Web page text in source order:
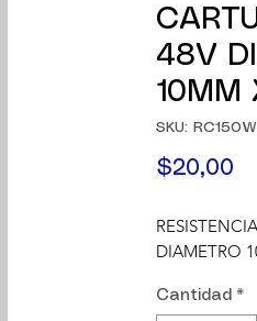
48V
10MM
SKU:
$20,00
DIAMETRO
Cantidad *